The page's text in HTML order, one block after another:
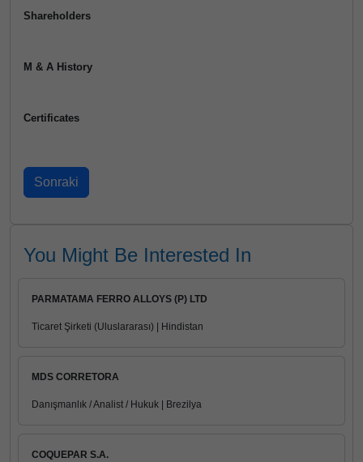
Shareholders
M & A History
Certificates
You Might Be Interested In
PARMATAMA FERRO ALLOYS (P) LTD
Ticaret Şirketi (Uluslararası) | Hindistan
MDS CORRETORA
Danışmanlık / Analist / Hukuk | Brezilya
COQUEPAR S.A.